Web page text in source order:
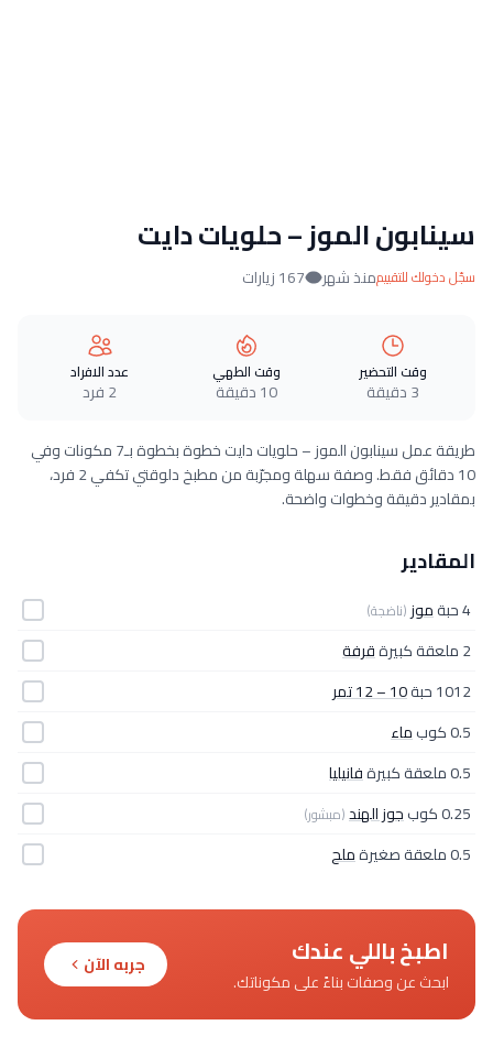
سينابون الموز – حلويات دايت
سجّل دخولك للتقييممنذ شهر 167 زيارات
وقت التحضير
3 دقيقة
وقت الطهي
10 دقيقة
عدد الافراد
2 فرد
طريقة عمل سينابون الموز – حلويات دايت خطوة بخطوة بـ7 مكونات وفي
10 دقائق فقط. وصفة سهلة ومجرّبة من مطبخ دلوقتي تكفي 2 فرد،
بمقادير دقيقة وخطوات واضحة.
المقادير
4 حبة موز (ناضجة)
2 ملعقة كبيرة
قرفة
1012 حبة
10 – 12 تمر
0.5 كوب
ماء
0.5 ملعقة كبيرة
فانيليا
0.25 كوب
جوز الهند(مبشور)
0.5 ملعقة صغيرة ملح
اطبخ باللي عندك
ابحث عن وصفات بناءً على مكوناتك.
جربه الآن